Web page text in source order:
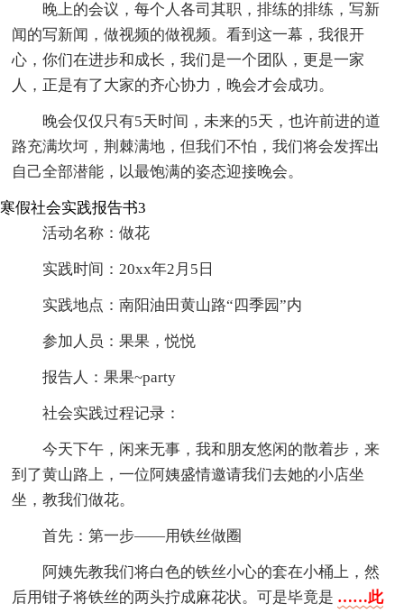
晚上的会议，每个人各司其职，排练的排练，写新
闻的写新闻，做视频的做视频。看到这一幕，我很开
心，你们在进步和成长，我们是一个团队，更是一家
人，正是有了大家的齐心协力，晚会才会成功。
晚会仅仅只有5天时间，未来的5天，也许前进的道
路充满坎坷，荆棘满地，但我们不怕，我们将会发挥出
自己全部潜能，以最饱满的姿态迎接晚会。
寒假社会实践报告书3
活动名称：做花
实践时间：20xx年2月5日
实践地点：南阳油田黄山路“四季园”内
参加人员：果果，悦悦
报告人：果果~party
社会实践过程记录：
今天下午，闲来无事，我和朋友悠闲的散着步，来
到了黄山路上，一位阿姨盛情邀请我们去她的小店坐
坐，教我们做花。
首先：第一步——用铁丝做圈
阿姨先教我们将白色的铁丝小心的套在小桶上，然
后用钳子将铁丝的两头拧成麻花状。可是毕竟是 ……此